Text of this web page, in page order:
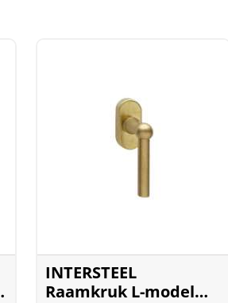
INTERSTEEL
Raamkruk L-model